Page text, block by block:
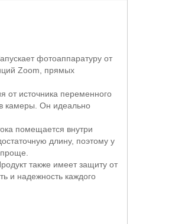
фотоаппаратуру от
Zoom , прямых
от источника переменного
камеры. Он идеально
помещается внутри
длину, поэтому у
также имеет защиту от
и надежность каждого